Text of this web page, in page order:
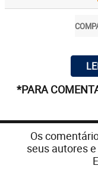
*PARA
Os
seus autores